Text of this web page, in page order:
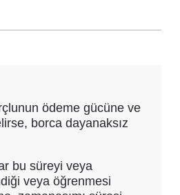
ödeme gücüne ve
borca dayanaksız
bu süreyi veya
veya öğrenmesi